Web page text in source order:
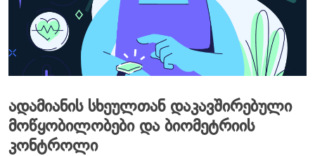
ადამიანის სხეულთან დაკავშირებული
მოწყობილობები და ბიომეტრიის
კონტროლი